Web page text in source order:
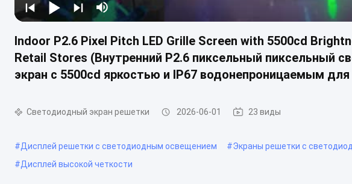
Indoor P2.6 Pixel Pitch LED Grille Screen with 5500cd
Retail Stores (Внутренний P2.6 пиксельный пиксельный
экран с 5500cd яркостью и IP67 водонепроницаемым
Светодиодный экран решетки 2026-06-01 23 виды
#Дисплей решетки с светодиодным освещением #Экраны решетки с
#Дисплей высокой четкости